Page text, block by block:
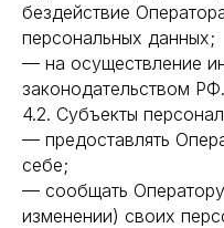
бездействие
персональных данных;
— на осуществление
законодательством РФ.
4.2. Субъекты
— предоставлять
себе;
— сообщать
изменении) своих